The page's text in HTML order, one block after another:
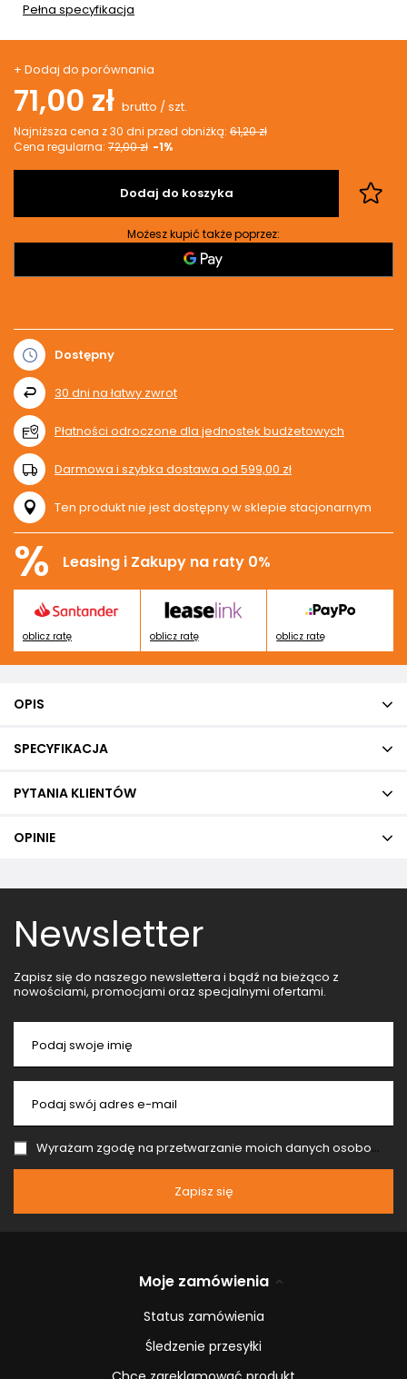
Pełna specyfikacja
+ Dodaj do porównania
71,00 zł brutto / szt.
Najniższa cena z 30 dni przed obniżką: 61,20 zł
Cena regularna: 72,00 zł -1%
Dodaj do koszyka
Możesz kupić także poprzez:
Dostępny
30 dni na łatwy zwrot
Płatności odroczone dla jednostek budżetowych
Darmowa i szybka dostawa od 599,00 zł
Ten produkt nie jest dostępny w sklepie stacjonarnym
% Leasing i Zakupy na raty 0%
oblicz ratę oblicz ratę oblicz ratę
OPIS
SPECYFIKACJA
PYTANIA KLIENTÓW
OPINIE
Newsletter
Zapisz się do naszego newslettera i bądź na bieżąco z
nowościami, promocjami oraz specjalnymi ofertami.
Podaj swoje imię
Podaj swój adres e-mail
Wyrażam zgodę na przetwarzanie moich danych osobowych (adres e-mail) na potrzeby wysyłki newslettera z informacją handlową (marketing). Więcej w
Zapisz się
Moje zamówienia
Status zamówienia
Śledzenie przesyłki